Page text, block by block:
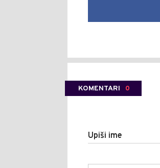
KOMENTARI 0
Upiši ime